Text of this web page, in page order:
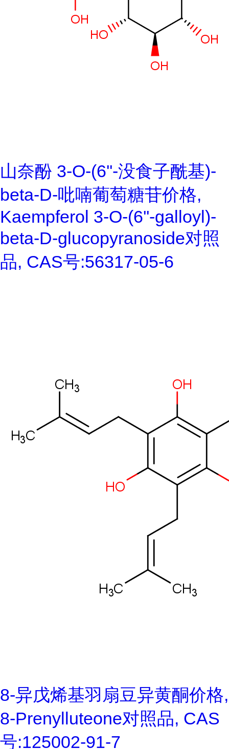
山奈酚 3-O-(6''-没食子酰基)-
beta-D-吡喃葡萄糖苷价格,
Kaempferol 3-O-(6''-galloyl)-
beta-D-glucopyranoside对照
品, CAS号:56317-05-6
8-异戊烯基羽扇豆异黄酮价格,
8-Prenylluteone对照品, CAS
号:125002-91-7